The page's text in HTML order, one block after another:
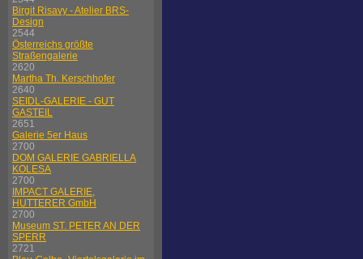
Birgit Risavy - Atelier BRS-
Design
2544
Österreichs größte
Straßengalerie
2620
Martha Th. Kerschhofer
2640
SEIDL-GALERIE - GUT
GASTEIL
2651
Galerie 5er Haus
2700
DOM GALERIE GABRIELLA
KOLESA
2700
IMPACT GALERIE,
HUTTERER GmbH
2700
Museum ST. PETER AN DER
SPERR
2721